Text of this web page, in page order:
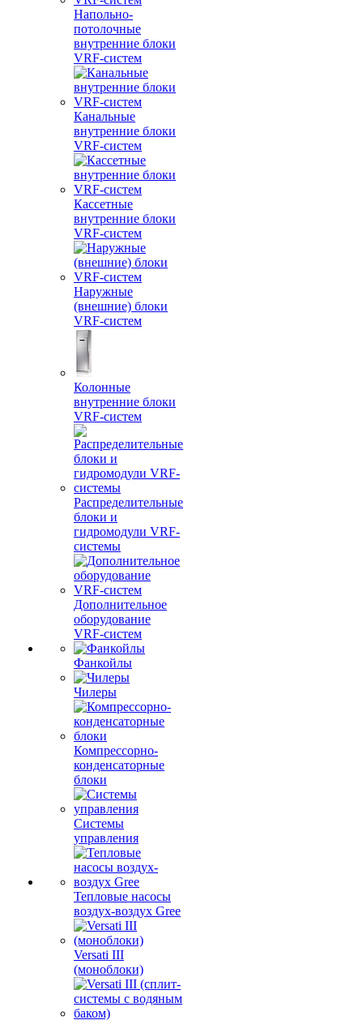
Напольно-
потолочные
внутренние блоки
VRF-систем
Канальные
внутренние блоки
VRF-систем
Кассетные
внутренние блоки
VRF-систем
Наружные
(внешние) блоки
VRF-систем
Колонные
внутренние блоки
VRF-систем
Распределительные
блоки и
гидромодули VRF-
системы
Дополнительное
оборудование
VRF-систем
Фанкойлы
Чилеры
Компрессорно-
конденсаторные
блоки
Системы
управления
Тепловые насосы
воздух-воздух Gree
Versati III
(моноблоки)